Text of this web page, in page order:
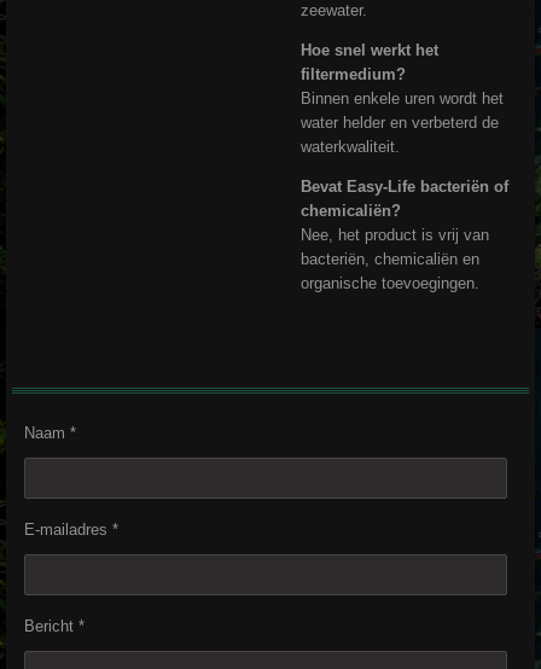
zeewater.
Hoe snel werkt het
filtermedium?
Binnen enkele uren wordt het
water helder en verbeterd de
waterkwaliteit.
Bevat Easy-Life bacteriën of
chemicaliën?
Nee, het product is vrij van
bacteriën, chemicaliën en
organische toevoegingen.
Naam *
E-mailadres *
Bericht *